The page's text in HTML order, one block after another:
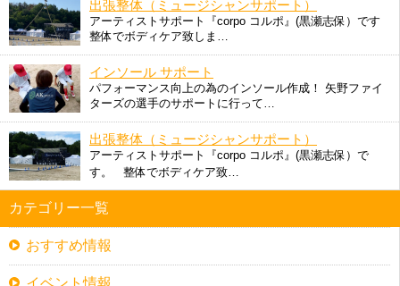
出張整体（ミュージシャンサポート）
アーティストサポート『corpo コルポ』(黒瀬志保）です
整体でボディケア致しま…
インソール サポート
パフォーマンス向上の為のインソール作成！ 矢野ファイ
ターズの選手のサポートに行って…
出張整体（ミュージシャンサポート）
アーティストサポート『corpo コルポ』(黒瀬志保）で
す。 整体でボディケア致…
カテゴリー一覧
おすすめ情報